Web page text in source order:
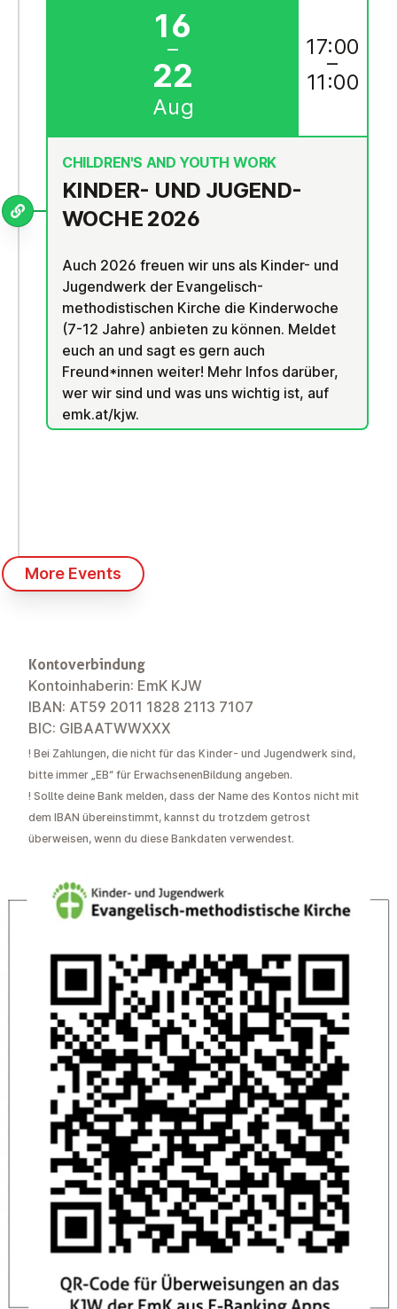
KINDER- UND JU­GEND­
WOCHE 2026
CHILDREN'S AND YOUTH WORK
Auch 2026 freuen wir uns als Kinder- und
Jugendwerk der Evangelisch-
methodistischen Kirche die Kinderwoche
(7-12 Jahre) anbieten zu können. Meldet
euch an und sagt es gern auch
Freund*innen weiter! Mehr Infos darüber,
wer wir sind und was uns wichtig ist, auf
emk.at/kjw.
16
–
22
Aug
17:00
–
11:00
More Events
Kontoverbindung
Kontoinhaberin: EmK KJW
IBAN: AT59 2011 1828 2113 7107
BIC: GIBAATWWXXX
! Bei Zahlungen, die nicht für das Kinder- und Jugendwerk sind,
bitte immer „ EB“ für ErwachsenenBildung angeben.
! Sollte deine Bank melden, dass der Name des Kontos nicht mit
dem IBAN übereinstimmt, kannst du trotzdem getrost
überweisen, wenn du diese Bankdaten verwendest.